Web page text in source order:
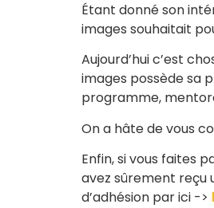
Étant donné son
images souhaitait
Aujourd’hui c’est
images possède sa
programme,
On a hâte de vous
Enfin, si vous faites
avez sûrement reçu
d’adhésion par ici ->